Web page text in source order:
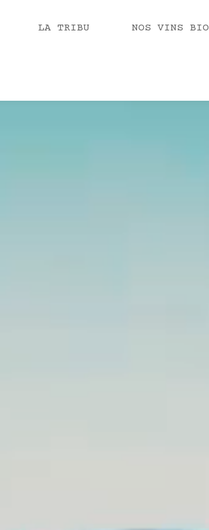
LA TRIBU NOS VINS BIO